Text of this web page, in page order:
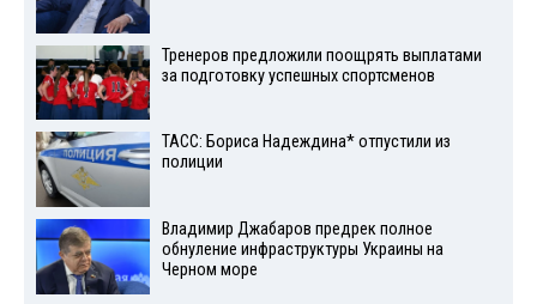
Тренеров предложили поощрять выплатами
за подготовку успешных спортсменов
ТАСС: Бориса Надеждина* отпустили из
полиции
Владимир Джабаров предрек полное
обнуление инфраструктуры Украины на
Черном море